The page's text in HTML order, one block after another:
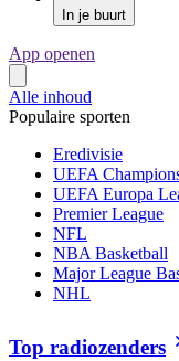
In je buurt
App openen
Alle inhoud
Populaire sporten
Eredivisie
UEFA
UEFA Europa
Premier League
NFL
NBA Basketball
Major League
NHL
Top radiozenders